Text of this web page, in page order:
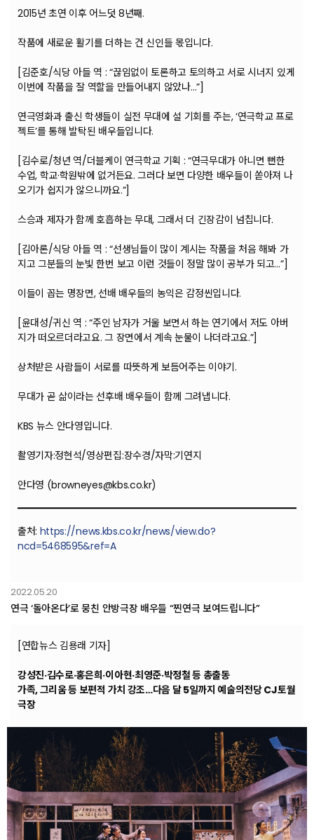
2015년 초연 이후 어느덧 8년째.
작품에 새로운 활기를 더하는 건 신인들 몫입니다.
[김준호/식당 아들 역 : “끊임없이 토론하고 토의하고 서로 시너지 있게
이번에 작품을 잘 역할을 만들어내지 않았나…”]
연극영화과 출신 학생들이 실전 무대에 설 기회를 주는, ‘연극학교 프로
젝트’를 통해 발탁된 배우들입니다.
[김수로/청년 역/더블케이 연극학교 기획 : “연극무대가 아니면 뻔한
수업, 학교·학원밖에 없거든요. 그러다 보면 다양한 배우들이 쏟아져 나
오기가 쉽지가 않으니까요.”]
스승과 제자가 함께 호흡하는 무대, 그래서 더 긴장감이 넘칩니다.
[김아론/식당 아들 역 : “선생님들이 많이 계시는 작품을 처음 해봐 가
지고 그분들의 눈빛 한번 보고 이런 것들이 정말 많이 공부가 되고…”]
이들이 꼽는 명장면, 선배 배우들의 농익은 감정씬입니다.
[윤대성/귀신 역 : “주인 남자가 거울 보면서 하는 연기에서 저도 아버
지가 떠오르더라고요. 그 장면에서 계속 눈물이 나더라고요.”]
상처받은 사람들이 서로를 따뜻하게 보듬어주는 이야기.
무대가 곧 삶이라는 선후배 배우들이 함께 그려냅니다.
KBS 뉴스 안다영입니다.
촬영기자:정현석/영상편집:장수경/자막:기연지
안다영 (browneyes@kbs.co.kr)
출처: https://news.kbs.co.kr/news/view.do?
ncd=5468595&ref=A
2022.05.20
연극 ‘돌아온다’로 뭉친 안방극장 배우들 “찐연극 보여드립니다”
[연합뉴스 김용래 기자]
강성진·김수로·홍은희·이아현·최영준·박정철 등 총출동
가족, 그리움 등 보편적 가치 강조…다음 달 5일까지 예술의전당 CJ토월
극장